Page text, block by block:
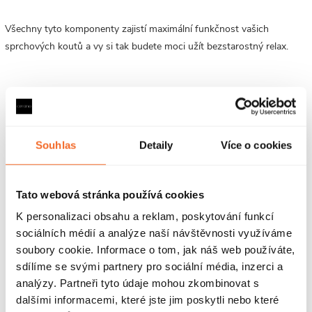
Souhlas Detaily Více o cookies
Tato webová stránka používá cookies
K personalizaci obsahu a reklam, poskytování funkcí
sociálních médií a analýze naší návštěvnosti využíváme
soubory cookie. Informace o tom, jak náš web používáte,
sdílíme se svými partnery pro sociální média, inzerci a
analýzy. Partneři tyto údaje mohou zkombinovat s
dalšími informacemi, které jste jim poskytli nebo které
Všechny tyto komponenty zajistí maximální funkčnost vašich
sprchových koutů a vy si tak budete moci užít bezstarostný relax.
Parametry produktu
Soubory ke stažení
Značka
Další inspirace